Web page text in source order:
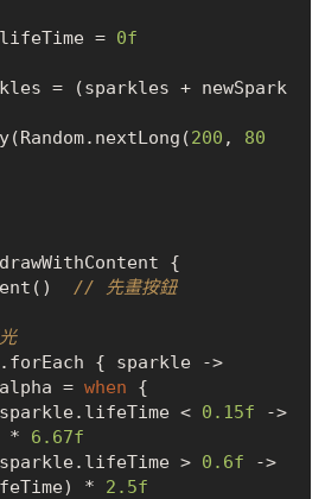
lifeTime =
0f
delay(Random.nextLong(
200 , 80
{
// 先畫按鈕
= when {
sparkle.lifeTime <
0.15f ->
* 6.67f
sparkle.lifeTime >
0.6f ->
* 2.5f